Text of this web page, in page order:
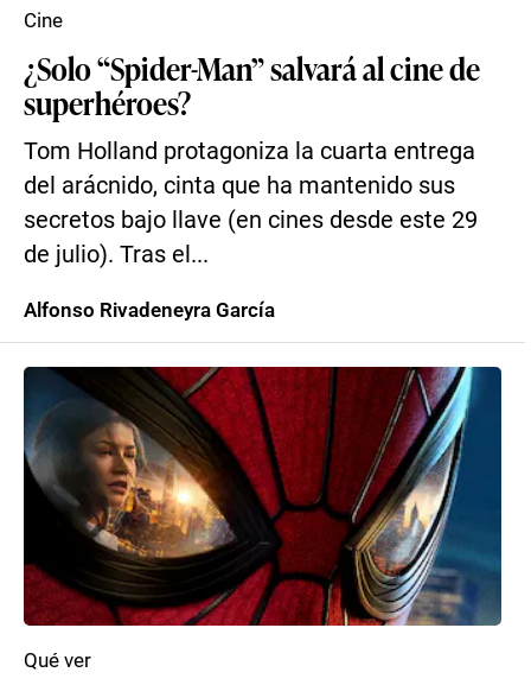
¿Solo “Spider-Man” salvará al cine de
superhéroes?
Tom Holland protagoniza la cuarta entrega
del arácnido, cinta que ha mantenido sus
secretos bajo llave (en cines desde este 29
de julio). Tras el...
Cine
Alfonso Rivadeneyra García
Qué ver